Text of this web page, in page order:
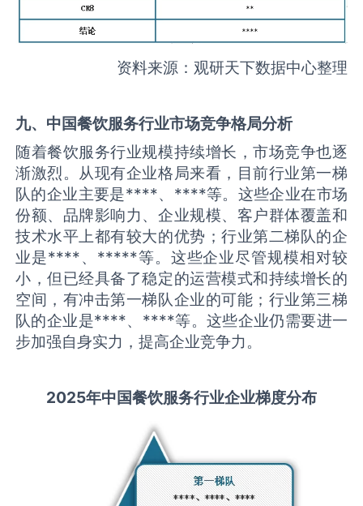
资料来源：观研天下数据中心整理
九、中国餐饮服务行业市场竞争格局分析
随着餐饮服务行业规模持续增长，市场竞争也逐
渐激烈。从现有企业格局来看，目前行业第一梯
队的企业主要是****、****等。这些企业在市场
份额、品牌影响力、企业规模、客户群体覆盖和
技术水平上都有较大的优势；行业第二梯队的企
业是****、*****等。这些企业尽管规模相对较
小，但已经具备了稳定的运营模式和持续增长的
空间，有冲击第一梯队企业的可能；行业第三梯
队的企业是****、****等。这些企业仍需要进一
步加强自身实力，提高企业竞争力。
2025年中国餐饮服务行业企业梯度分布